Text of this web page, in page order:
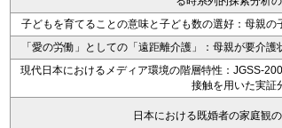
子どもを育てることの意味と子ども数の選好：母親
「愛の労働」としての「遠距離介護」：母親が要介
現代日本におけるメディア環境の階層特性：JGSS-
接触を用いた実証
日本における既婚者の家庭観